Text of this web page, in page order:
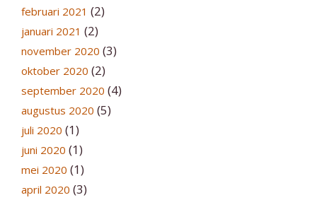
februari 2021 (2)
januari 2021 (2)
november 2020 (3)
oktober 2020 (2)
september 2020 (4)
augustus 2020 (5)
juli 2020 (1)
juni 2020 (1)
mei 2020 (1)
april 2020 (3)